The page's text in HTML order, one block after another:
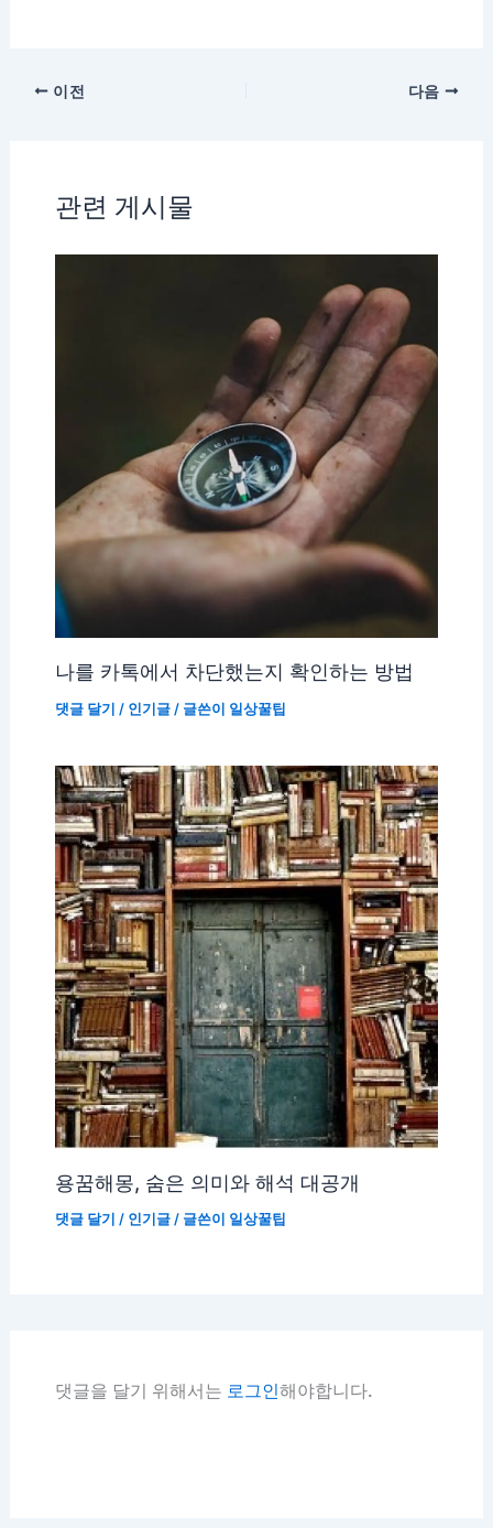
이전 다음
관련 게시물
나를 카톡에서 차단했는지 확인하는 방법
댓글 달기 / 인기글/ 글쓴이 일상꿀팁
용꿈해몽, 숨은 의미와 해석 대공개
댓글 달기 / 인기글/ 글쓴이 일상꿀팁
댓글을 달기 위해서는 로그인해야합니다.